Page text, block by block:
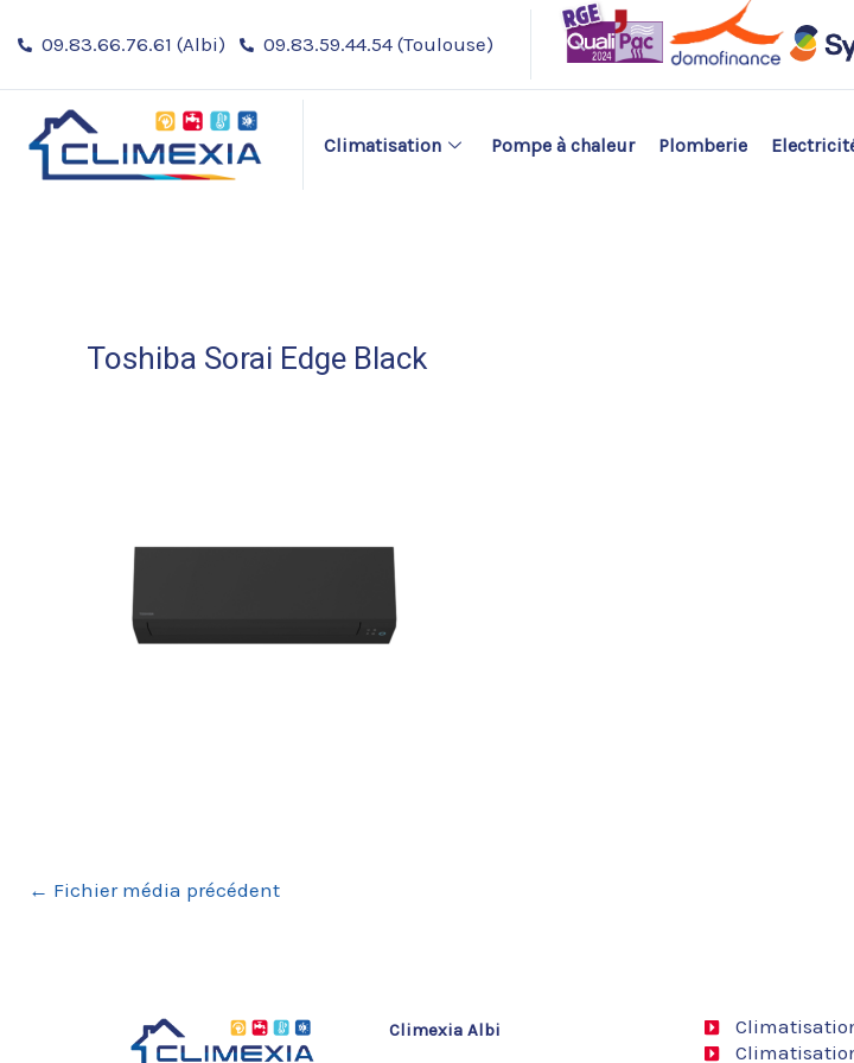
au
09.83.66.76.61 (Albi) 09.83.59.44.54 (Toulouse)
Climatisation Pompe à chaleur Plomberie
Toshiba Sorai Edge Black
des
← Fichier média précédent
Climexia Albi